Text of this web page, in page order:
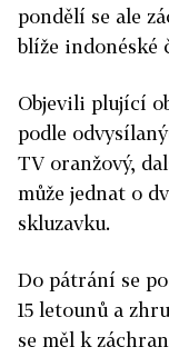
pondělí se ale
blíže indonéské
Objevili plující
podle
TV oranžový,
může jednat o
skluzavku.
Do pátrání se
15 letounů a
se měl k